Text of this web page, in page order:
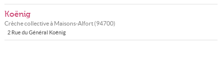
Koënig
Crèche collective à Maisons-Alfort(94700)
2 Rue du Général Koënig